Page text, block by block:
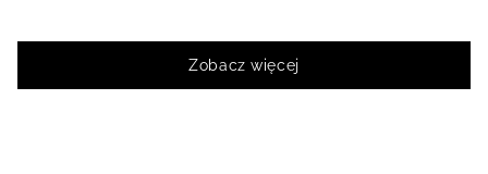
Zobacz więcej